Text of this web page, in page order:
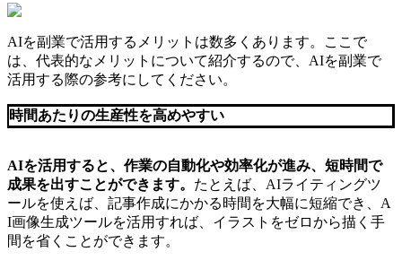
AIを副業で活用するメリットは数多くあります。ここで
は、代表的なメリットについて紹介するので、AIを副業で
活用する際の参考にしてください。
時間あたりの生産性を高めやすい
AIを活用すると、作業の自動化や効率化が進み、短時間で
成果を出すことができます。 たとえば、AIライティングツ
ールを使えば、記事作成にかかる時間を大幅に短縮でき、A
I画像生成ツールを活用すれば、イラストをゼロから描く手
間を省くことができます。